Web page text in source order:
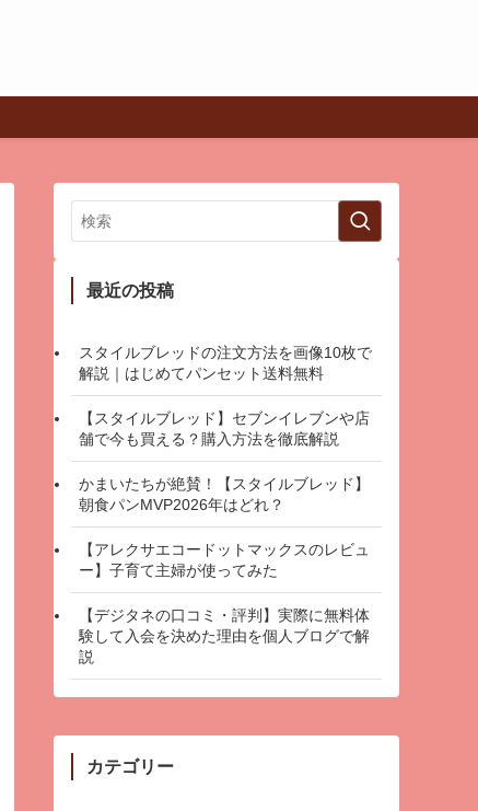
最近の投稿
スタイルブレッドの注文方法を画像10枚で
解説｜はじめてパンセット送料無料
【スタイルブレッド】セブンイレブンや店
舗で今も買える？購入方法を徹底解説
かまいたちが絶賛！【スタイルブレッド】
朝食パンMVP2026年はどれ？
【アレクサエコードットマックスのレビュ
ー】子育て主婦が使ってみた
【デジタネの口コミ・評判】実際に無料体
験して入会を決めた理由を個人ブログで解
説
カテゴリー